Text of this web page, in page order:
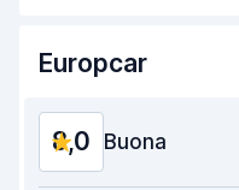
Europcar
8,0 Buona